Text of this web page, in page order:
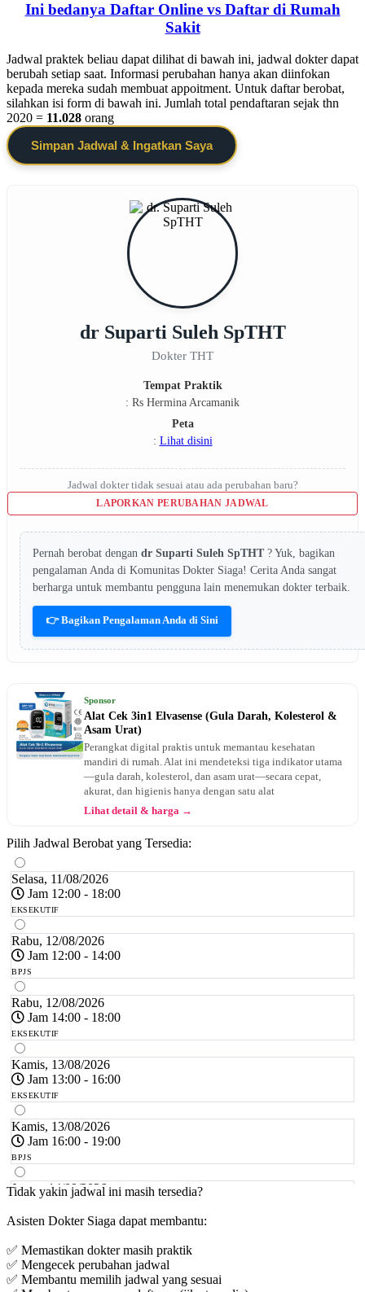
Ini bedanya Daftar Online vs Daftar di Rumah
Sakit
Jadwal praktek beliau dapat dilihat di bawah ini, jadwal dokter dapat
berubah setiap saat. Informasi perubahan hanya akan diinfokan
kepada mereka sudah membuat appoitment. Untuk daftar berobat,
silahkan isi form di bawah ini. Jumlah total pendaftaran sejak thn
2020 = 11.028 orang
Simpan Jadwal & Ingatkan Saya
dr Suparti Suleh SpTHT
Dokter THT
Tempat Praktik
: Rs Hermina Arcamanik
Peta
: Lihat disini
Jadwal dokter tidak sesuai atau ada perubahan baru?
LAPORKAN PERUBAHAN JADWAL
Pernah berobat dengan dr Suparti Suleh SpTHT ? Yuk, bagikan
pengalaman Anda di Komunitas Dokter Siaga! Cerita Anda sangat
berharga untuk membantu pengguna lain menemukan dokter terbaik.
👉 Bagikan Pengalaman Anda di Sini
Sponsor
Alat Cek 3in1 Elvasense (Gula Darah, Kolesterol &
Asam Urat)
Perangkat digital praktis untuk memantau kesehatan
mandiri di rumah. Alat ini mendeteksi tiga indikator utama
—gula darah, kolesterol, dan asam urat—secara cepat,
akurat, dan higienis hanya dengan satu alat
Lihat detail & harga →
Pilih Jadwal Berobat yang Tersedia:
Selasa, 11/08/2026
Jam 12:00 - 18:00
EKSEKUTIF
Rabu, 12/08/2026
Jam 12:00 - 14:00
BPJS
Rabu, 12/08/2026
Jam 14:00 - 18:00
EKSEKUTIF
Kamis, 13/08/2026
Jam 13:00 - 16:00
EKSEKUTIF
Kamis, 13/08/2026
Jam 16:00 - 19:00
BPJS
Jumat, 14/08/2026
Jam 13:00 - 18:00
EKSEKUTIF
Sabtu, 15/08/2026
Jam 07:00 - 11:00
EKSEKUTIF
Tidak yakin jadwal ini masih tersedia?
Asisten Dokter Siaga dapat membantu:
✅ Memastikan dokter masih praktik
✅ Mengecek perubahan jadwal
✅ Membantu memilih jadwal yang sesuai